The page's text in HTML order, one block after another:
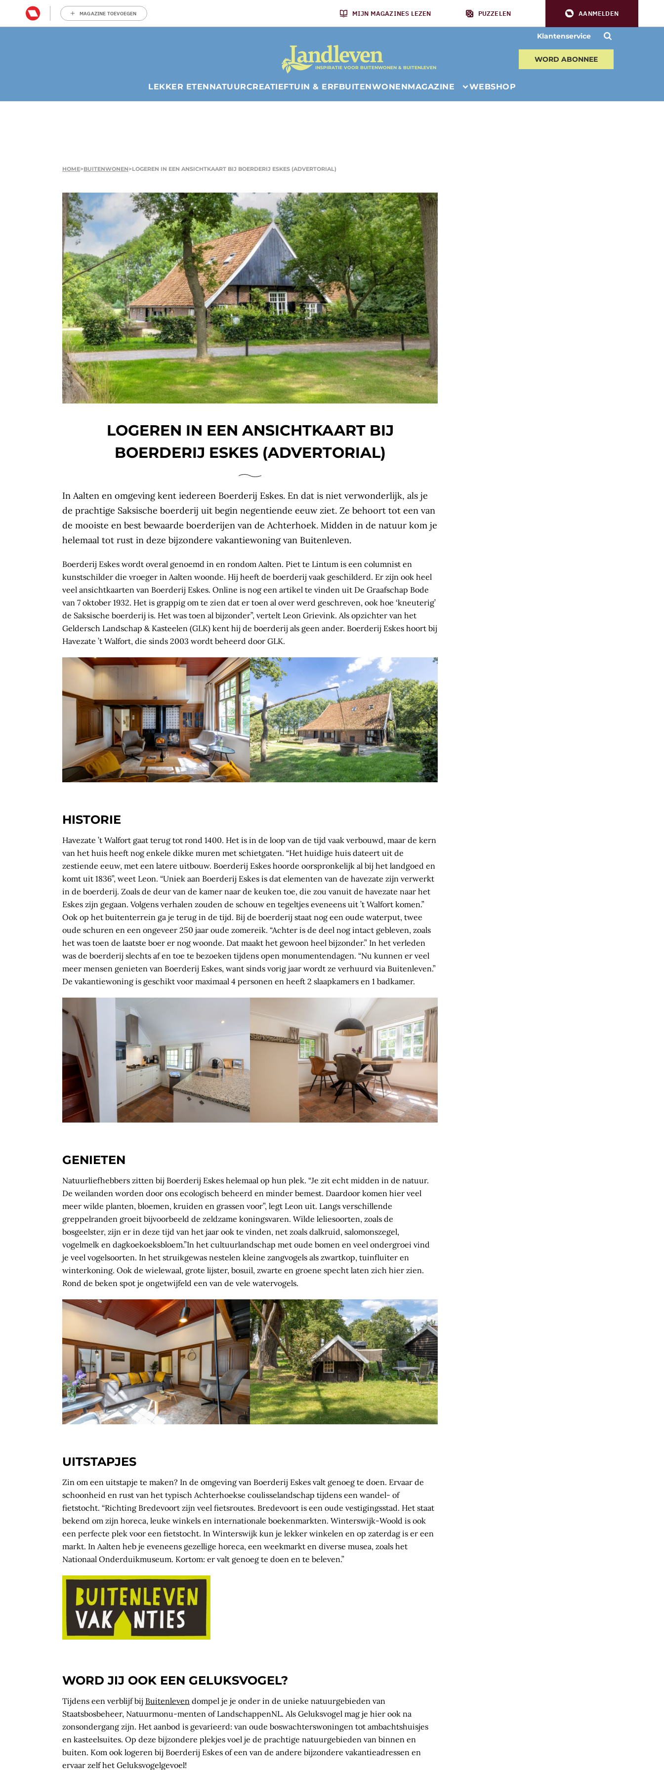
MAGAZINE TOEVOEGEN MIJN MAGAZINES LEZEN PUZZELEN AANMELDEN
Klantenservice
INSPIRATIE VOOR BUITENWONEN & BUITENLEVEN
WORD ABONNEE
LEKKER ETENNATUURCREATIEFTUIN & ERFBUITENWONENMAGAZINE WEBSHOP
HOME>BUITENWONEN>LOGEREN IN EEN ANSICHTKAART BIJ BOERDERIJ ESKES (ADVERTORIAL)
LOGEREN IN EEN ANSICHTKAART BIJ
BOERDERIJ ESKES (ADVERTORIAL)
In Aalten en omgeving kent iedereen Boerderij Eskes. En dat is niet verwonderlijk, als je
de prachtige Saksische boerderij uit begin negentiende eeuw ziet. Ze behoort tot een van
de mooiste en best bewaarde boerderijen van de Achterhoek. Midden in de natuur kom je
helemaal tot rust in deze bijzondere vakantiewoning van Buitenleven.
Boerderij Eskes wordt overal genoemd in en rondom Aalten. Piet te Lintum is een columnist en
kunstschilder die vroeger in Aalten woonde. Hij heeft de boerderij vaak geschilderd. Er zijn ook heel
veel ansichtkaarten van Boerderij Eskes. Online is nog een artikel te vinden uit De Graafschap Bode
van 7 oktober 1932. Het is grappig om te zien dat er toen al over werd geschreven, ook hoe ‘kneuterig’
de Saksische boerderij is. Het was toen al bijzonder”, vertelt Leon Grievink. Als opzichter van het
Geldersch Landschap & Kasteelen (GLK) kent hij de boerderij als geen ander. Boerderij Eskes hoort bij
Havezate ’t Walfort, die sinds 2003 wordt beheerd door GLK.
HISTORIE
Havezate ’t Walfort gaat terug tot rond 1400. Het is in de loop van de tijd vaak verbouwd, maar de kern
van het huis heeft nog enkele dikke muren met schietgaten. “Het huidige huis dateert uit de
zestiende eeuw, met een latere uitbouw. Boerderij Eskes hoorde oorspronkelijk al bij het landgoed en
komt uit 1836”, weet Leon. “Uniek aan Boerderij Eskes is dat elementen van de havezate zijn verwerkt
in de boerderij. Zoals de deur van de kamer naar de keuken toe, die zou ­vanuit de havezate naar het
Eskes zijn gegaan. Volgens verhalen zouden de schouw en tegeltjes eveneens uit ’t Walfort komen.”
Ook op het buitenterrein ga je terug in de tijd. Bij de boerderij staat nog een oude waterput, twee
oude schuren en een ongeveer 250 jaar oude zomereik. “Achter is de deel nog ­intact gebleven, zoals
het was toen de laatste boer er nog woonde. Dat maakt het gewoon heel bijzonder.” In het verleden
was de boerderij slechts af en toe te bezoeken tijdens open monumentendagen. “Nu kunnen er veel
meer mensen genieten van Boerderij Eskes, want sinds vorig jaar wordt ze verhuurd via Buitenleven.”
De vakantiewoning is geschikt voor maximaal 4 personen en heeft 2 slaapkamers en 1 badkamer.
GENIETEN
Natuurliefhebbers zitten bij Boerderij Eskes helemaal op hun plek. “Je zit echt midden in de natuur.
De weilanden worden door ons ecologisch beheerd en minder bemest. Daardoor komen hier veel
meer wilde planten, bloemen, kruiden en grassen voor”, legt Leon uit. Langs verschillende
greppelranden groeit bijvoorbeeld de zeldzame konings­varen. Wilde leliesoorten, zoals de
bosgeelster, zijn er in deze tijd van het jaar ook te vinden, net zoals dalkruid, salomonszegel,
vogelmelk en dagkoekoeksbloem.”In het cultuurlandschap met oude bomen en veel ondergroei vind
je veel vogelsoorten. In het struikgewas nestelen kleine zangvogels als zwartkop, tuinfluiter en
winterkoning. Ook de wielewaal, grote lijster, bosuil, zwarte en groene specht laten zich hier zien.
Rond de beken spot je onge­twijfeld een van de vele watervogels.
UITSTAPJES
Zin om een uitstapje te maken? In de omgeving van Boerderij Eskes valt genoeg te doen. Ervaar de
schoonheid en rust van het typisch Achterhoekse coulisselandschap ­tijdens een wandel- of
fietstocht. “Richting Bredevoort zijn veel fietsroutes. Bredevoort is een oude vestigingsstad. Het staat
bekend om zijn horeca, leuke winkels en internationale boekenmarkten. Winterswijk-Woold is ook
een perfecte plek voor een fietstocht. In Winterswijk kun je lekker winkelen en op zaterdag is er een
markt. In Aalten heb je eveneens gezellige horeca, een weekmarkt en diverse musea, zoals het
Nationaal Onderduikmuseum. Kortom: er valt genoeg te doen en te beleven.”
WORD JIJ OOK EEN GELUKSVOGEL?
Tijdens een verblijf bij Buitenleven dompel je je onder in de unieke natuurgebieden van
Staatsbosbeheer, Natuurmonu-menten of LandschappenNL. Als Geluksvogel mag je hier ook na
zonsondergang zijn. Het aanbod is gevarieerd: van oude boswachterswoningen tot ambachtshuisjes
en kasteelsuites. Op deze bijzondere plekjes voel je de prachtige natuurgebieden van binnen en
buiten. Kom ook logeren bij Boerderij Eskes of een van de andere bijzondere vakantieadressen en
ervaar zelf het Geluksvogelgevoel!